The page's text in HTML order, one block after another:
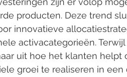
producten. Deze trend
innovatieve
activacategorieën. Terwijl
uit hoe het klanten helpt
groei te realiseren in een